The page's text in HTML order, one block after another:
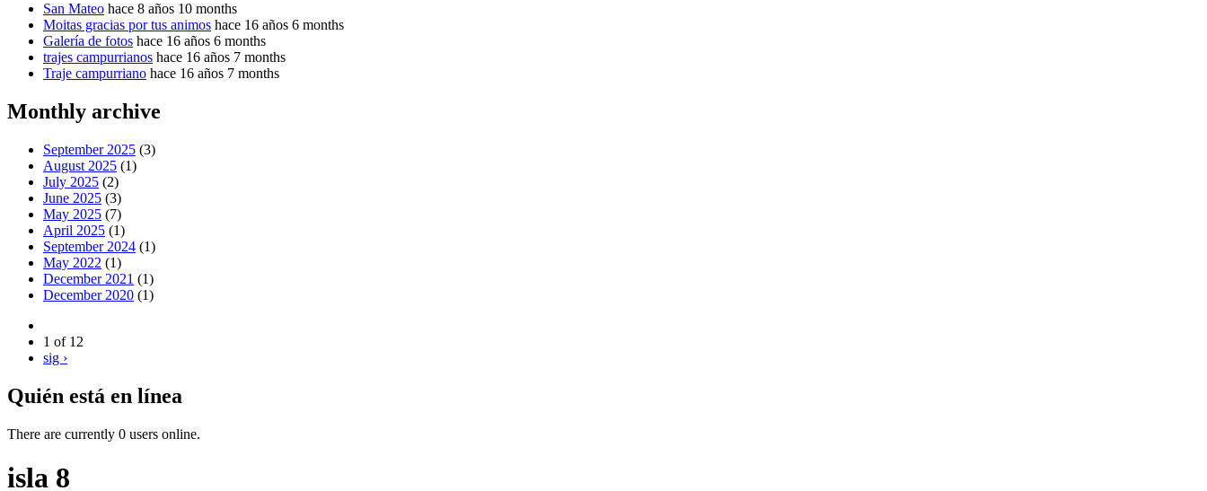
San Mateo hace 8 años 10 months
Moitas gracias por tus animos hace 16 años 6 months
Galería de fotos hace 16 años 6 months
trajes campurrianos hace 16 años 7 months
Traje campurriano hace 16 años 7 months
Monthly archive
September 2025 (3)
August 2025 (1)
July 2025 (2)
June 2025 (3)
May 2025 (7)
April 2025 (1)
September 2024 (1)
May 2022 (1)
December 2021 (1)
December 2020 (1)
1 of 12
sig ›
Quién está en línea
There are currently 0 users online.
isla 8